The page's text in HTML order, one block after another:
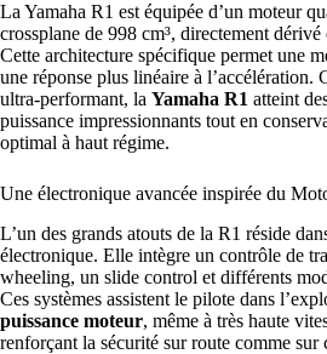
La Yamaha R1 est équipée d’un moteur
crossplane de 998 cm³, directement
Cette architecture spécifique permet une
une réponse plus linéaire à l’accélération.
ultra-performant, la Yamaha R1 atteint
puissance impressionnants tout en
optimal à haut régime.
Une électronique avancée inspirée du
L’un des grands atouts de la R1 réside
électronique. Elle intègre un contrôle de
wheeling, un slide control et différents
Ces systèmes assistent le pilote dans
puissance moteur, même à très haute
renforçant la sécurité sur route comme sur